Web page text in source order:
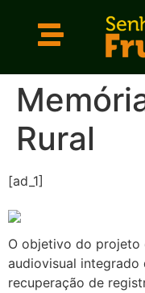
Rural
[ad_1]
O objetivo do projeto
audiovisual
recuperação de